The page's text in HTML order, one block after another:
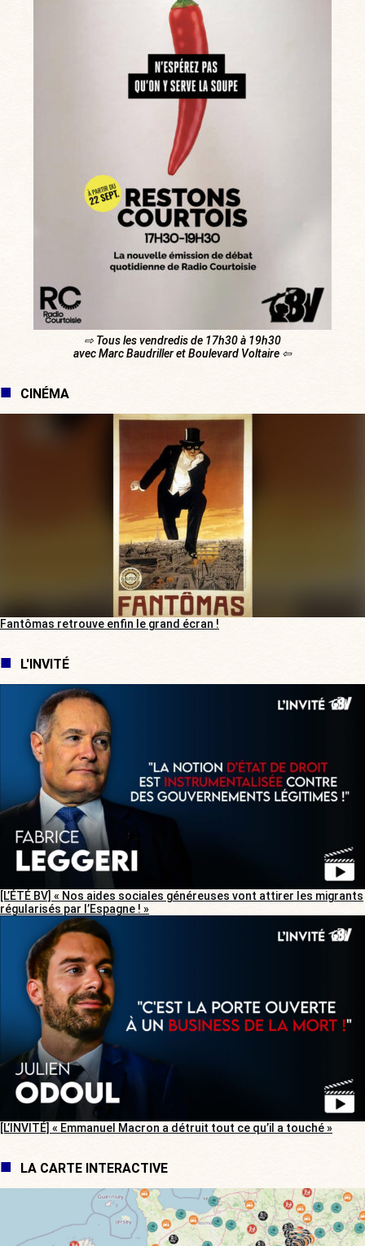
⇨ Tous les vendredis de 17h30 à 19h30
avec Marc Baudriller et Boulevard Voltaire ⇦
CINÉMA
Fantômas retrouve enfin le grand écran !
L'INVITÉ
[L’ÉTÉ BV] « Nos aides sociales généreuses vont attirer les migrants
régularisés par l’Espagne ! »
[L’INVITÉ] « Emmanuel Macron a détruit tout ce qu’il a touché »
LA CARTE INTERACTIVE